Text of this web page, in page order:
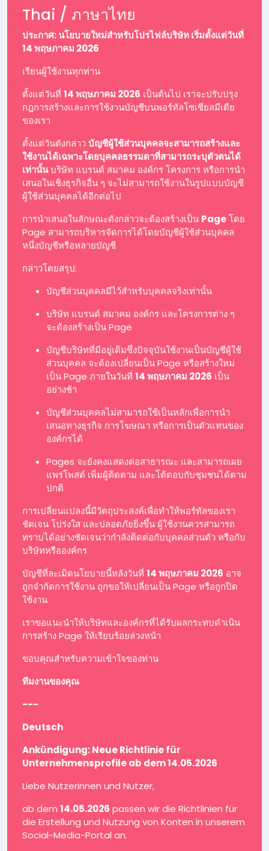
Thai / ภาษาไทย
ประกาศ: นโยบายใหม่สำหรับโปรไฟล์บริษัท เริ่มตั้งแต่วันที่
14 พฤษภาคม 2026
เรียนผู้ใช้งานทุกท่าน
ตั้งแต่วันที่ 14 พฤษภาคม 2026 เป็นต้นไป เราจะปรับปรุง
กฎการสร้างและการใช้งานบัญชีบนพอร์ทัลโซเชียลมีเดีย
ของเรา
ตั้งแต่วันดังกล่าวบัญชีผู้ใช้ส่วนบุคคลจะสามารถสร้างและ
ใช้งานได้เฉพาะโดยบุคคลธรรมดาที่สามารถระบุตัวตนได้
เท่านั้นบริษัท แบรนด์ สมาคม องค์กร โครงการ หรือการนำ
เสนอในเชิงธุรกิจอื่น ๆ จะไม่สามารถใช้งานในรูปแบบบัญชี
ผู้ใช้ส่วนบุคคลได้อีกต่อไป
การนำเสนอในลักษณะดังกล่าวจะต้องสร้างเป็น Pageโดย
Page สามารถบริหารจัดการได้โดยบัญชีผู้ใช้ส่วนบุคคล
หนึ่งบัญชีหรือหลายบัญชี
กล่าวโดยสรุป:
บัญชีส่วนบุคคลมีไว้สำหรับบุคคลจริงเท่านั้น
บริษัท แบรนด์ สมาคม องค์กร และโครงการต่าง ๆ
จะต้องสร้างเป็น Page
บัญชีบริษัทที่มีอยู่เดิมซึ่งปัจจุบันใช้งานเป็นบัญชีผู้ใช้
ส่วนบุคคล จะต้องเปลี่ยนเป็น Page หรือสร้างใหม่
เป็น Page ภายในวันที่ 14 พฤษภาคม 2026 เป็น
อย่างช้า
บัญชีส่วนบุคคลไม่สามารถใช้เป็นหลักเพื่อการนำ
เสนอทางธุรกิจ การโฆษณา หรือการเป็นตัวแทนของ
องค์กรได้
Pages จะยังคงแสดงต่อสาธารณะ และสามารถเผย
แพร่โพสต์ เพิ่มผู้ติดตาม และโต้ตอบกับชุมชนได้ตาม
ปกติ
การเปลี่ยนแปลงนี้มีวัตถุประสงค์เพื่อทำให้พอร์ทัลของเรา
ชัดเจน โปร่งใส และปลอดภัยยิ่งขึ้น ผู้ใช้งานควรสามารถ
ทราบได้อย่างชัดเจนว่ากำลังติดต่อกับบุคคลส่วนตัว หรือกับ
บริษัทหรือองค์กร
บัญชีที่ละเมิดนโยบายนี้หลังวันที่ 14 พฤษภาคม 2026 อาจ
ถูกจำกัดการใช้งาน ถูกขอให้เปลี่ยนเป็น Page หรือถูกปิด
ใช้งาน
เราขอแนะนำให้บริษัทและองค์กรที่ได้รับผลกระทบดำเนิน
การสร้าง Page ให้เรียบร้อยล่วงหน้า
ขอบคุณสำหรับความเข้าใจของท่าน
ทีมงานของคุณ
---
Deutsch
Ankündigung: Neue Richtlinie für
Unternehmensprofile ab dem 14.05.2026
Liebe Nutzerinnen und Nutzer,
ab dem 14.05.2026 passen wir die Richtlinien für
die Erstellung und Nutzung von Konten in unserem
Social-Media-Portal an.